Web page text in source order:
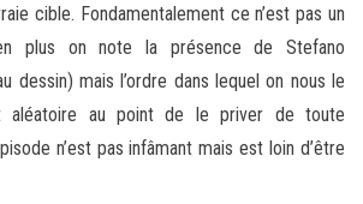
cible. Fondamentalement ce n’est pas un
plus on note la présence de Stefano
dessin) mais l’ordre dans lequel on nous le
aléatoire au point de le priver de toute
n’est pas infâmant mais est loin d’être